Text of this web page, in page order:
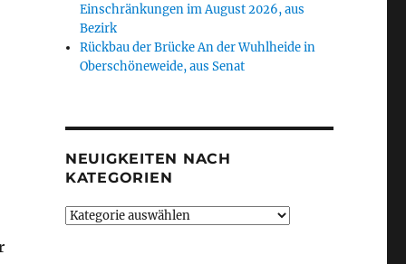
Einschränkungen im August 2026, aus
Bezirk
Rückbau der Brücke An der Wuhlheide in
Oberschöneweide, aus Senat
NEUIGKEITEN NACH
KATEGORIEN
Neuigkeiten